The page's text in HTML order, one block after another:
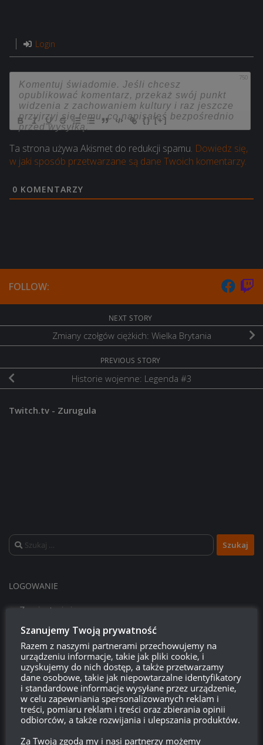
Login
750
{} [+]
Ta strona używa Akismet do redukcji spamu. Dowiedz się,
w jaki sposób przetwarzane są dane Twoich komentarzy.
0 KOMENTARZY
FOLLOW:
NEXT STORY
Zmiany czołgów ciężkich: Wielka Brytania
PREVIOUS STORY
Historie wojenne: Legenda #3
Twitch.tv - Zurugula
Szukaj:
LOGOWANIE
Zarejestruj się
Zaloguj się
Kanał wpisów
Kanał komentarzy
WordPress.org
Szanujemy Twoją prywatność
Razem z naszymi partnerami przechowujemy na
urządzeniu informacje, takie jak pliki cookie, i
uzyskujemy do nich dostęp, a także przetwarzamy
dane osobowe, takie jak niepowtarzalne identyfikatory
i standardowe informacje wysyłane przez urządzenie,
w celu zapewniania spersonalizowanych reklam i
treści, pomiaru reklam i treści oraz zbierania opinii
odbiorców, a także rozwijania i ulepszania produktów.
Za Twoją zgodą my i nasi partnerzy możemy